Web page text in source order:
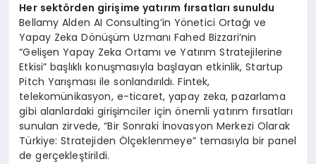
Her sektörden girişime yatırım fırsatları sunuldu
Bellamy Alden AI Consulting’in Yönetici Ortağı ve
Yapay Zeka Dönüşüm Uzmanı Fahed Bizzari’nin
“Gelişen Yapay Zeka Ortamı ve Yatırım Stratejilerine
Etkisi” başlıklı konuşmasıyla başlayan etkinlik, Startup
Pitch Yarışması ile sonlandırıldı. Fintek,
telekomünikasyon, e-ticaret, yapay zeka, pazarlama
gibi alanlardaki girişimciler için önemli yatırım fırsatları
sunulan zirvede, “Bir Sonraki İnovasyon Merkezi Olarak
Türkiye: Stratejiden Ölçeklenmeye” temasıyla bir panel
de gerçekleştirildi.